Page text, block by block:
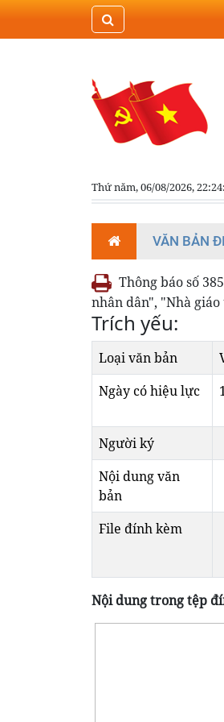
Thứ năm, 06/08/2026,
VĂN BẢN
Thông báo số
nhân dân", "Nhà
Trích yếu:
Loại văn bản
Ngày có hiệu lực
Người ký
Nội dung văn
bản
File đính kèm
Nội dung trong tệp